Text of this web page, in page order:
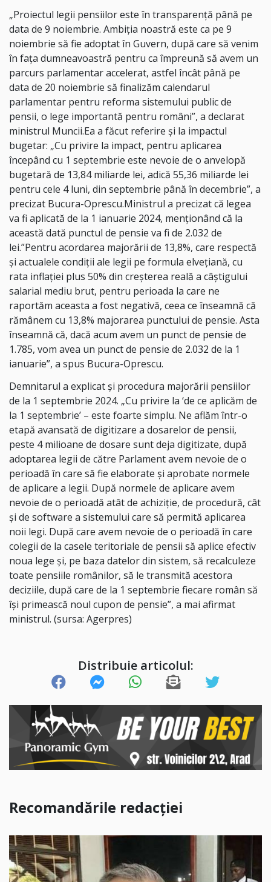
„Proiectul legii pensiilor este în transparenţă până pe
data de 9 noiembrie. Ambiţia noastră este ca pe 9
noiembrie să fie adoptat în Guvern, după care să venim
în faţa dumneavoastră pentru ca împreună să avem un
parcurs parlamentar accelerat, astfel încât până pe
data de 20 noiembrie să finalizăm calendarul
parlamentar pentru reforma sistemului public de
pensii, o lege importantă pentru români”, a declarat
ministrul Muncii.Ea a făcut referire şi la impactul
bugetar: „Cu privire la impact, pentru aplicarea
începând cu 1 septembrie este nevoie de o anvelopă
bugetară de 13,84 miliarde lei, adică 55,36 miliarde lei
pentru cele 4 luni, din septembrie până în decembrie”, a
precizat Bucura-Oprescu.Ministrul a precizat că legea
va fi aplicată de la 1 ianuarie 2024, menţionând că la
această dată punctul de pensie va fi de 2.032 de
lei.”Pentru acordarea majorării de 13,8%, care respectă
şi actualele condiţii ale legii pe formula elveţiană, cu
rata inflaţiei plus 50% din creşterea reală a câştigului
salarial mediu brut, pentru perioada la care ne
raportăm aceasta a fost negativă, ceea ce înseamnă că
rămânem cu 13,8% majorarea punctului de pensie. Asta
înseamnă că, dacă acum avem un punct de pensie de
1.785, vom avea un punct de pensie de 2.032 de la 1
ianuarie”, a spus Bucura-Oprescu.
Demnitarul a explicat şi procedura majorării pensiilor
de la 1 septembrie 2024. „Cu privire la ‘de ce aplicăm de
la 1 septembrie’ – este foarte simplu. Ne aflăm într-o
etapă avansată de digitizare a dosarelor de pensii,
peste 4 milioane de dosare sunt deja digitizate, după
adoptarea legii de către Parlament avem nevoie de o
perioadă în care să fie elaborate şi aprobate normele
de aplicare a legii. După normele de aplicare avem
nevoie de o perioadă atât de achiziţie, de procedură, cât
şi de software a sistemului care să permită aplicarea
noii legi. După care avem nevoie de o perioadă în care
colegii de la casele teritoriale de pensii să aplice efectiv
noua lege şi, pe baza datelor din sistem, să recalculeze
toate pensiile românilor, să le transmită acestora
deciziile, după care de la 1 septembrie fiecare român să
îşi primească noul cupon de pensie”, a mai afirmat
ministrul. (sursa: Agerpres)
Distribuie articolul:
Recomandările redacției